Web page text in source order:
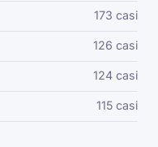
173 casi
126 casi
124 casi
115 casi